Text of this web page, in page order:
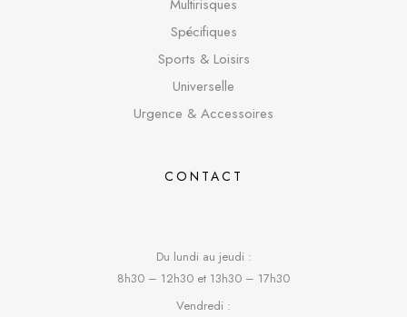
Multirisques
Spécifiques
Sports & Loisirs
Universelle
Urgence & Accessoires
CONTACT
Du lundi au jeudi :
8h30 – 12h30 et 13h30 – 17h30
Vendredi :